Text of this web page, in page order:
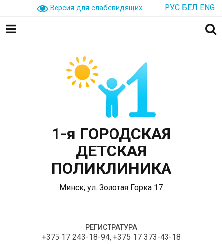
Версия для слабовидящих РУС БЕЛ ENG
1-я ГОРОДСКАЯ
ДЕТСКАЯ
ПОЛИКЛИНИКА
Минск, ул. Золотая Горка 17
РЕГИСТРАТУРА
+375 17 243-18-94, +375 17 373-43-18